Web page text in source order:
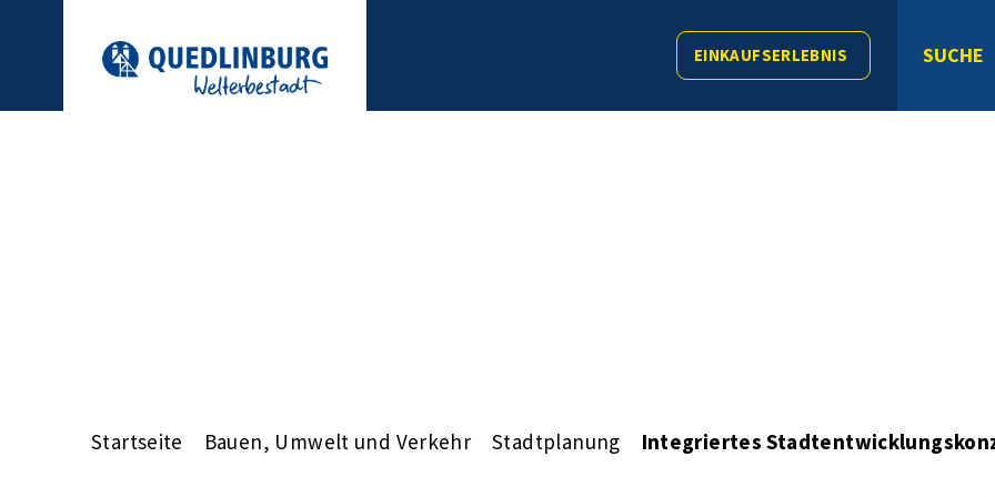
EINKAUFSERLEBNIS SUCHE
Startseite Bauen, Umwelt und Verkehr Stadtplanung Integriertes